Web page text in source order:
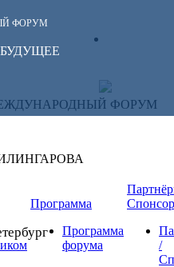
ФОРУМ
ФОРУМ
Программа
Программа
форума
/